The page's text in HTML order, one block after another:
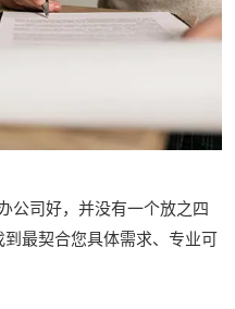
司好，并没有一个放之四
最契合您具体需求、专业可